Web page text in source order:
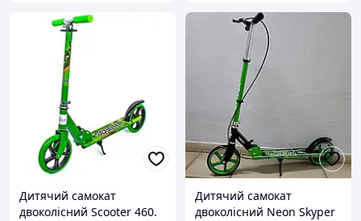
Дитячий самокат
двоколісний Scooter 460.
Дитячий самокат
двоколісний Neon Skyper